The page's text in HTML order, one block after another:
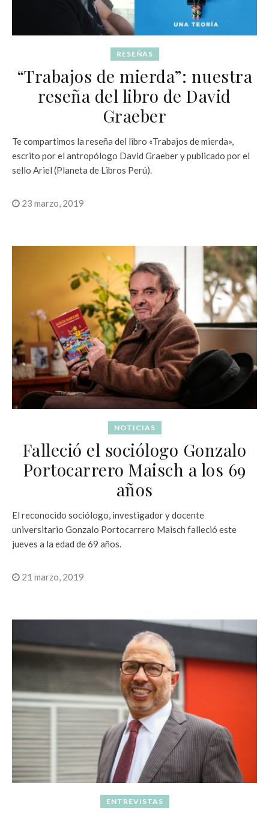
RESEÑAS
“Trabajos de mierda”: nuestra
reseña del libro de David
Graeber
Te compartimos la reseña del libro «Trabajos de mierda»,
escrito por el antropólogo David Graeber y publicado por el
sello Ariel (Planeta de Libros Perú).
23 marzo, 2019
NOTICIAS
Falleció el sociólogo Gonzalo
Portocarrero Maisch a los 69
años
El reconocido sociólogo, investigador y docente
universitario Gonzalo Portocarrero Maisch falleció este
jueves a la edad de 69 años.
21 marzo, 2019
ENTREVISTAS